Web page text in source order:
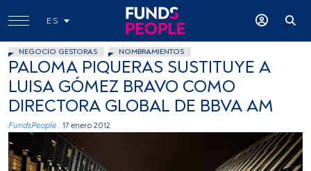
ES
NEGOCIO GESTORAS NOMBRAMIENTOS
PALOMA PIQUERAS SUSTITUYE A
LUISA GÓMEZ BRAVO COMO
DIRECTORA GLOBAL DE BBVA AM
FundsPeople . 17 enero 2012